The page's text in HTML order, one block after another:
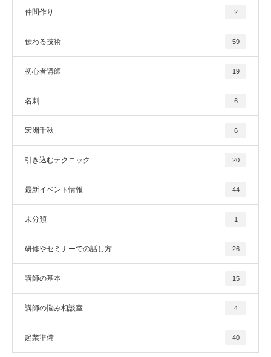
仲間作り 2
伝わる技術 59
初心者講師 19
名刺 6
宏洲千秋 6
引き込むテクニック 20
最新イベント情報 44
未分類 1
研修やセミナーでの話し方 26
講師の基本 15
講師の悩み相談室 4
起業準備 40